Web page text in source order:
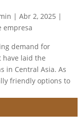
| Abr 2, 2025 |
empresa
demand for
laid the
in Central Asia. As
friendly options to